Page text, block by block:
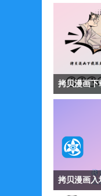
【拷贝漫画
画下载细析
细析都市职
新来的组长
前不告而别
复燃的精彩
靠近。
【拷贝漫画
带你剖解拷
都市爱情漫
的“一百万”
与幸福的真
暖治愈，引